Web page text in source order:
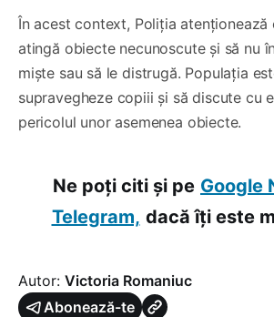
În acest context, Poliția atenționează
atingă obiecte necunoscute și să nu
miște sau să le distrugă. Populația
supravegheze copiii și să discute cu
pericolul unor asemenea obiecte.
Ne poți citi și pe Google
Telegram, dacă îți este
Autor: Victoria Romaniuc
Abonează-te